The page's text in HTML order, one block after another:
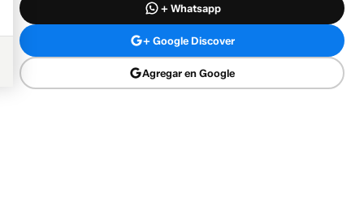
+ Whatsapp
+ Google Discover
Agregar en Google